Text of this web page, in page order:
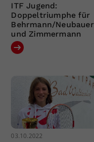
ITF Jugend:
Doppeltriumphe für
Behrmann/Neubauer
und Zimmermann
03.10.2022